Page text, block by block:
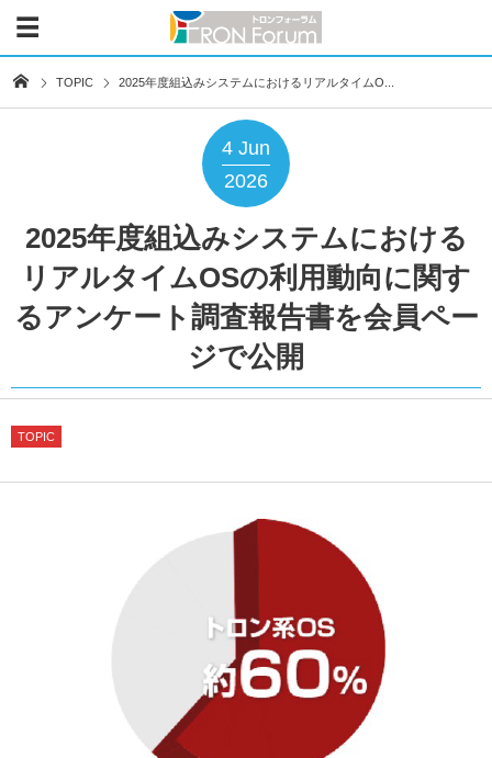
TOPIC 2025年度組込みシステムにおけるリアルタイムO...
4 Jun
2026
2025年度組込みシステムにおける
リアルタイムOSの利用動向に関す
るアンケート調査報告書を会員ペー
ジで公開
TOPIC